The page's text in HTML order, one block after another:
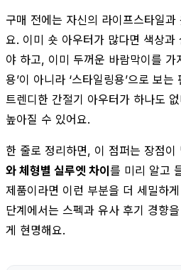
구매 전에는 자신의 라이프스타일
요. 이미 숏 아우터가 많다면 색상과
야 하고, 이미 두꺼운 바람막이를 가
용’이 아니라 ‘스타일링용’으로 보
트렌디한 간절기 아우터가 하나도
높아질 수 있어요.
한 줄로 정리하면, 이 점퍼는 장점이
와 체형별 실루엣 차이를 미리 알고
제품이라면 이런 부분을 더 세밀하
단계에서는 스펙과 유사 후기 경향
게 현명해요.